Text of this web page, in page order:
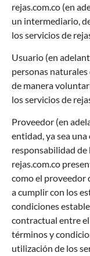
rejas.com.co (en
un intermediario,
los servicios de
Usuario (en
personas naturales
de manera
los servicios de
Proveedor (en
entidad, ya sea
responsabilidad de
rejas.com.co
como el proveedor
a cumplir con los
condiciones
contractual entre
términos y
utilización de los